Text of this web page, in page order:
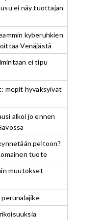
ei näy tuottajan
kyberuhkien
Venäjästä
ei tipu
mepit hyväksyivät
alkoi jo ennen
peltoon?
tuote
muutokset